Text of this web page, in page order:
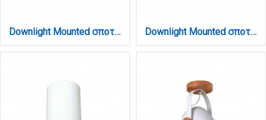
Downlight Mounted σποτ 3*8W 3CCT σε μαύρη απόχρωση (X00280B) Downlight Mounted σποτ 4*8W 3CCT σε λευκή απόχρωση (X00290W)